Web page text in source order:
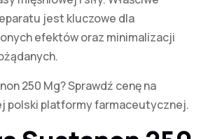
jest kluczowe dla
efektów oraz minimalizacji
250 Mg? Sprawdź cenę na
polski platformy farmaceutycznej.